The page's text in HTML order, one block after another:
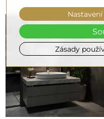
Zásady